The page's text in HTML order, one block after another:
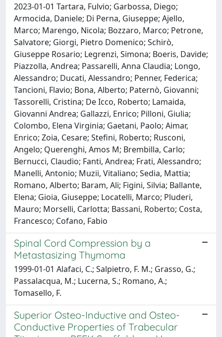
2023-01-01 Tartara, Fulvio; Garbossa, Diego;
Armocida, Daniele; Di Perna, Giuseppe; Ajello,
Marco; Marengo, Nicola; Bozzaro, Marco; Petrone,
Salvatore; Giorgi, Pietro Domenico; Schirò,
Giuseppe Rosario; Legrenzi, Simona; Boeris, Davide;
Piazzolla, Andrea; Passarelli, Anna Claudia; Longo,
Alessandro; Ducati, Alessandro; Penner, Federica;
Tancioni, Flavio; Bona, Alberto; Paternò, Giovanni;
Tassorelli, Cristina; De Icco, Roberto; Lamaida,
Giovanni Andrea; Gallazzi, Enrico; Pilloni, Giulia;
Colombo, Elena Virginia; Gaetani, Paolo; Aimar,
Enrico; Zoia, Cesare; Stefini, Roberto; Rusconi,
Angelo; Querenghi, Amos M; Brembilla, Carlo;
Bernucci, Claudio; Fanti, Andrea; Frati, Alessandro;
Manelli, Antonio; Muzii, Vitaliano; Sedia, Mattia;
Romano, Alberto; Baram, Ali; Figini, Silvia; Ballante,
Elena; Gioia, Giuseppe; Locatelli, Marco; Pluderi,
Mauro; Morselli, Carlotta; Bassani, Roberto; Costa,
Francesco; Cofano, Fabio
Spinal Cord Compression by a
Metastasizing Thymoma
1999-01-01 Alafaci, C.; Salpietro, F. M.; Grasso, G.;
Passalacqua, M.; Lucerna, S.; Romano, A.;
Tomasello, F.
Superior Osteo-Inductive and Osteo-
Conductive Properties of Trabecular